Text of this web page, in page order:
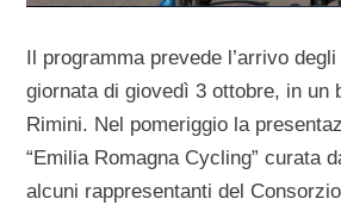
Il programma prevede l’arrivo
giornata di giovedì 3 ottobre, in un
Rimini. Nel pomeriggio la
“Emilia Romagna Cycling” curata
alcuni rappresentanti del